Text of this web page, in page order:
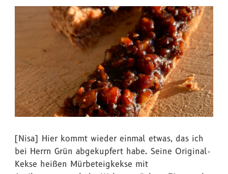
[Nisa] Hier kommt wieder einmal etwas, das ich
bei Herrn Grün abgekupfert habe. Seine Original-
Kekse heißen Mürbeteigkekse mit